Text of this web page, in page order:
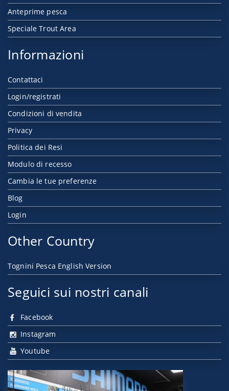
Anteprime pesca
Speciale Trout Area
Informazioni
Contattaci
Login/registrati
Condizioni di vendita
Privacy
Politica dei Resi
Modulo di recesso
Cambia le tue preferenze
Blog
Login
Other Country
Tognini Pesca English Version
Seguici sui nostri canali
Facebook
Instagram
Youtube